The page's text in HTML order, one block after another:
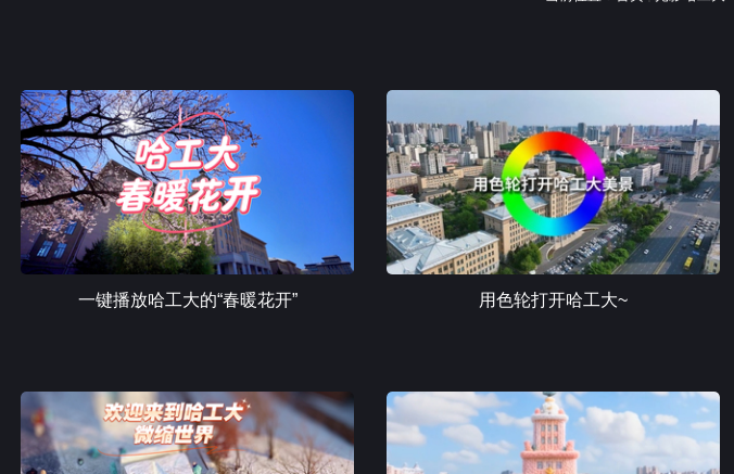
一键播放哈工大的“春暖花开” 用色轮打开哈工大~